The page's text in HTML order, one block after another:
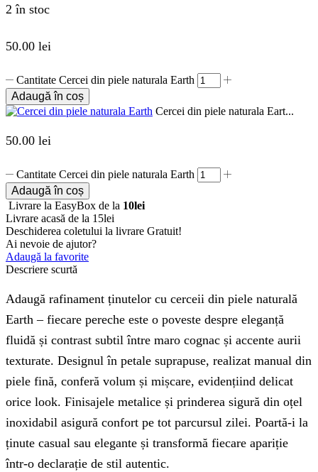
2 în stoc
50.00 lei
Cantitate Cercei din piele naturala Earth
Adaugă în coș
Cercei din piele naturala Eart...
50.00 lei
Cantitate Cercei din piele naturala Earth
Adaugă în coș
Livrare la EasyBox de la 10lei
Livrare acasă de la 15lei
Deschiderea coletului la livrare Gratuit!
Ai nevoie de ajutor?
Adaugă la favorite
Descriere scurtă
Adaugă rafinament ținutelor cu cerceii din piele naturală
Earth – fiecare pereche este o poveste despre eleganță
fluidă și contrast subtil între maro cognac și accente aurii
texturate. Designul în petale suprapuse, realizat manual din
piele fină, conferă volum și mișcare, evidențiind delicat
orice look. Finisajele metalice și prinderea sigură din oțel
inoxidabil asigură confort pe tot parcursul zilei. Poartă-i la
ținute casual sau elegante și transformă fiecare apariție
într-o declarație de stil autentic.